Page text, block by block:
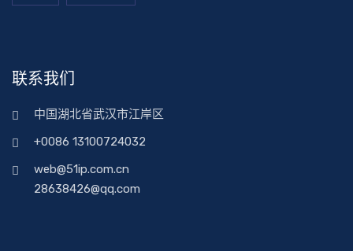
联系我们
中国湖北省武汉市江岸区
+0086 13100724032
web@51ip.com.cn
28638426@qq.com